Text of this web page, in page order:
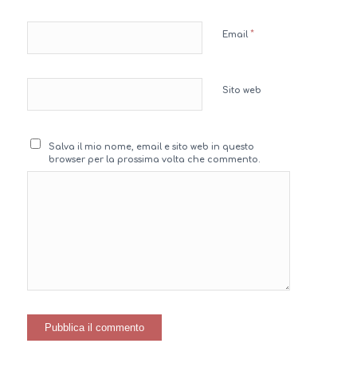
Email *
Sito web
Salva il mio nome, email e sito web in questo
browser per la prossima volta che commento.